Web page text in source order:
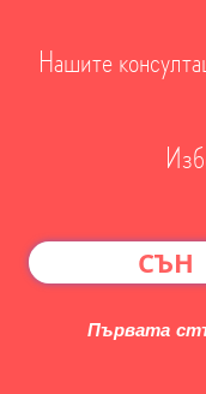
Нашите
СЪН
Първата